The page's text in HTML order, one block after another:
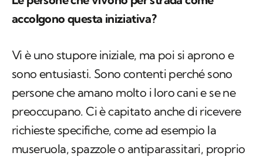
Vi è uno stupore iniziale, ma poi si aprono e
sono entusiasti. Sono contenti perché sono
preoccupano. Ci è capitato anche di ricevere
richieste specifiche, come ad esempio la
museruola, spazzole o antiparassitari, proprio
perché hanno a cuore la salute del loro
animale. Noi concentriamo la nostra attività su